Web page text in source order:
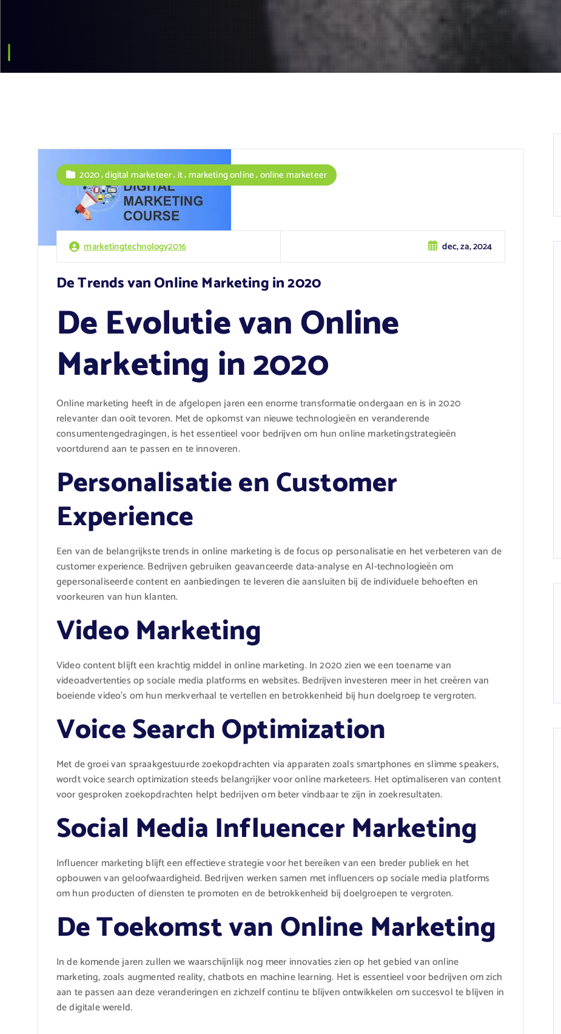
marketingtechnology2016 dec, za, 2024
2020,digital marketeer,it, marketing online,online marketeer
De Trends van Online Marketing in 2020
De Evolutie van Online
Marketing in 2020
Online marketing heeft in de afgelopen jaren een enorme transformatie ondergaan en is in 2020
relevanter dan ooit tevoren. Met de opkomst van nieuwe technologieën en veranderende
consumentengedragingen, is het essentieel voor bedrijven om hun online marketingstrategieën
voortdurend aan te passen en te innoveren.
Personalisatie en Customer
Experience
Een van de belangrijkste trends in online marketing is de focus op personalisatie en het verbeteren van de
customer experience. Bedrijven gebruiken geavanceerde data-analyse en AI-technologieën om
gepersonaliseerde content en aanbiedingen te leveren die aansluiten bij de individuele behoeften en
voorkeuren van hun klanten.
Video Marketing
Video content blijft een krachtig middel in online marketing. In 2020 zien we een toename van
videoadvertenties op sociale media platforms en websites. Bedrijven investeren meer in het creëren van
boeiende video’s om hun merkverhaal te vertellen en betrokkenheid bij hun doelgroep te vergroten.
Voice Search Optimization
Met de groei van spraakgestuurde zoekopdrachten via apparaten zoals smartphones en slimme speakers,
wordt voice search optimization steeds belangrijker voor online marketeers. Het optimaliseren van content
voor gesproken zoekopdrachten helpt bedrijven om beter vindbaar te zijn in zoekresultaten.
Social Media Influencer Marketing
Influencer marketing blijft een effectieve strategie voor het bereiken van een breder publiek en het
opbouwen van geloofwaardigheid. Bedrijven werken samen met influencers op sociale media platforms
om hun producten of diensten te promoten en de betrokkenheid bij doelgroepen te vergroten.
De Toekomst van Online Marketing
In de komende jaren zullen we waarschijnlijk nog meer innovaties zien op het gebied van online
marketing, zoals augmented reality, chatbots en machine learning. Het is essentieel voor bedrijven om zich
aan te passen aan deze veranderingen en zichzelf continu te blijven ontwikkelen om succesvol te blijven in
de digitale wereld.